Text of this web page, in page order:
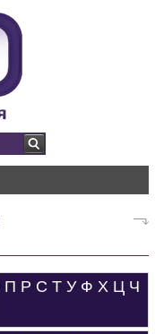
П Р С Т У Ф Х Ц Ч